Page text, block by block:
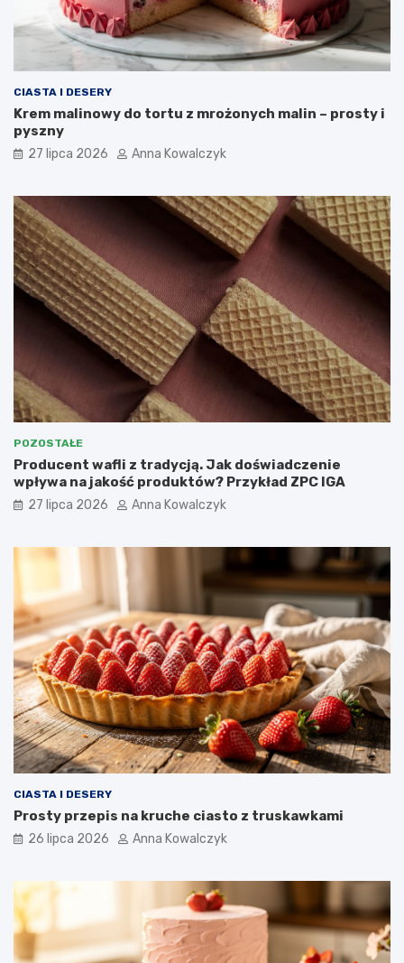
CIASTA I DESERY
Krem malinowy do tortu z mrożonych malin – prosty i
pyszny
27 lipca 2026 Anna Kowalczyk
POZOSTAŁE
Producent wafli z tradycją. Jak doświadczenie
wpływa na jakość produktów? Przykład ZPC IGA
27 lipca 2026 Anna Kowalczyk
CIASTA I DESERY
Prosty przepis na kruche ciasto z truskawkami
26 lipca 2026 Anna Kowalczyk